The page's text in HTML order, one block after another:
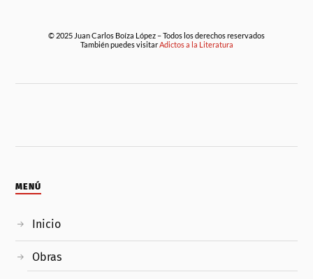
© 2025 Juan Carlos Boíza López – Todos los derechos reservados
También puedes visitarAdictos a la Literatura
MENÚ
Inicio
Obras